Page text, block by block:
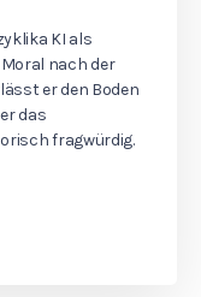
KI als
nach der
er den Boden
das
fragwürdig.